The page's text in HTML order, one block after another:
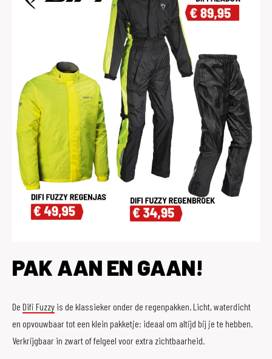
PAK AAN EN GAAN!
De Difi Fuzzy is de klassieker onder de regenpakken. Licht, waterdicht
en opvouwbaar tot een klein pakketje: ideaal om altijd bij je te hebben.
Verkrijgbaar in zwart of felgeel voor extra zichtbaarheid.